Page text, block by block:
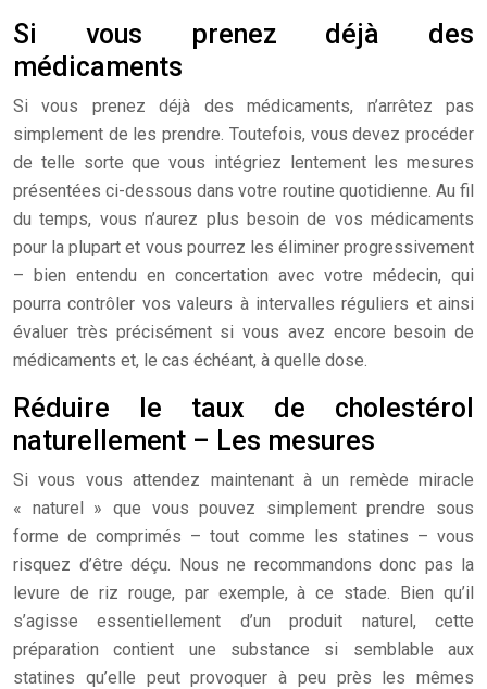
Si vous prenez déjà des
médicaments
Si vous prenez déjà des médicaments, n’arrêtez pas
simplement de les prendre. Toutefois, vous devez procéder
de telle sorte que vous intégriez lentement les mesures
présentées ci-dessous dans votre routine quotidienne. Au fil
du temps, vous n’aurez plus besoin de vos médicaments
pour la plupart et vous pourrez les éliminer progressivement
– bien entendu en concertation avec votre médecin, qui
pourra contrôler vos valeurs à intervalles réguliers et ainsi
évaluer très précisément si vous avez encore besoin de
médicaments et, le cas échéant, à quelle dose.
Réduire le taux de cholestérol
naturellement – Les mesures
Si vous vous attendez maintenant à un remède miracle
« naturel » que vous pouvez simplement prendre sous
forme de comprimés – tout comme les statines – vous
risquez d’être déçu. Nous ne recommandons donc pas la
levure de riz rouge, par exemple, à ce stade. Bien qu’il
s’agisse essentiellement d’un produit naturel, cette
préparation contient une substance si semblable aux
statines qu’elle peut provoquer à peu près les mêmes